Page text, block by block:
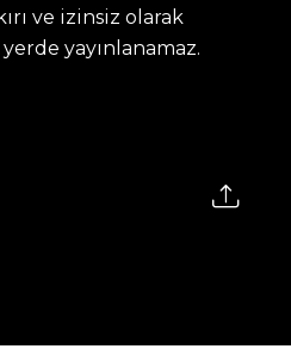
ve izinsiz olarak
yayınlanamaz.